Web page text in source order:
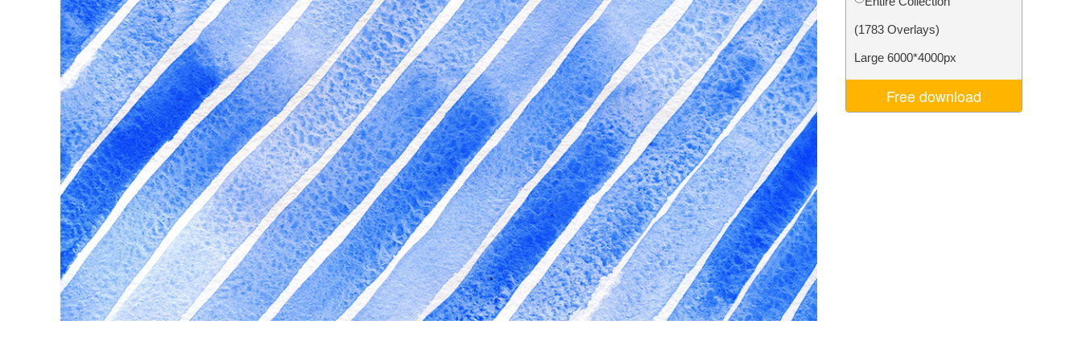
Tuotteen valokuvien muokkaus Korujen valokuvien muokkaus AI-koulutusdata Video Editing Services
(1783 Overlays)
Large 6000*4000px
Free download